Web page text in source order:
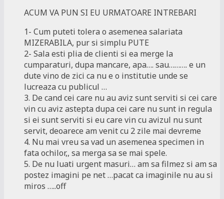
ACUM VA PUN SI EU URMATOARE INTREBARI
1- Cum puteti tolera o asemenea salariata
MIZERABILA, pur si simplu PUTE
2- Sala esti plia de clienti si ea merge la
cumparaturi, dupa mancare, apa…. sau………. e un
dute vino de zici ca nu e o institutie unde se
lucreaza cu publicul …
3. De cand cei care nu au aviz sunt serviti si cei care
vin cu aviz astepta dupa cei care nu sunt in regula
si ei sunt serviti si eu care vin cu avizul nu sunt
servit, deoarece am venit cu 2 zile mai devreme
4. Nu mai vreu sa vad un asemenea specimen in
fata ochilor,, sa merga sa se mai spele.
5. De nu luati urgent masuri… am sa filmez si am sa
postez imagini pe net …pacat ca imaginile nu au si
miros …..off